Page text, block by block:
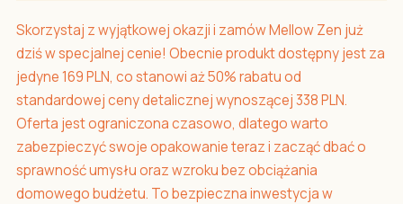
Skorzystaj z wyjątkowej okazji i zamów Mellow Zen już
dziś w specjalnej cenie! Obecnie produkt dostępny jest za
jedyne 169 PLN, co stanowi aż 50% rabatu od
standardowej ceny detalicznej wynoszącej 338 PLN.
Oferta jest ograniczona czasowo, dlatego warto
zabezpieczyć swoje opakowanie teraz i zacząć dbać o
sprawność umysłu oraz wzroku bez obciążania
domowego budżetu. To bezpieczna inwestycja w